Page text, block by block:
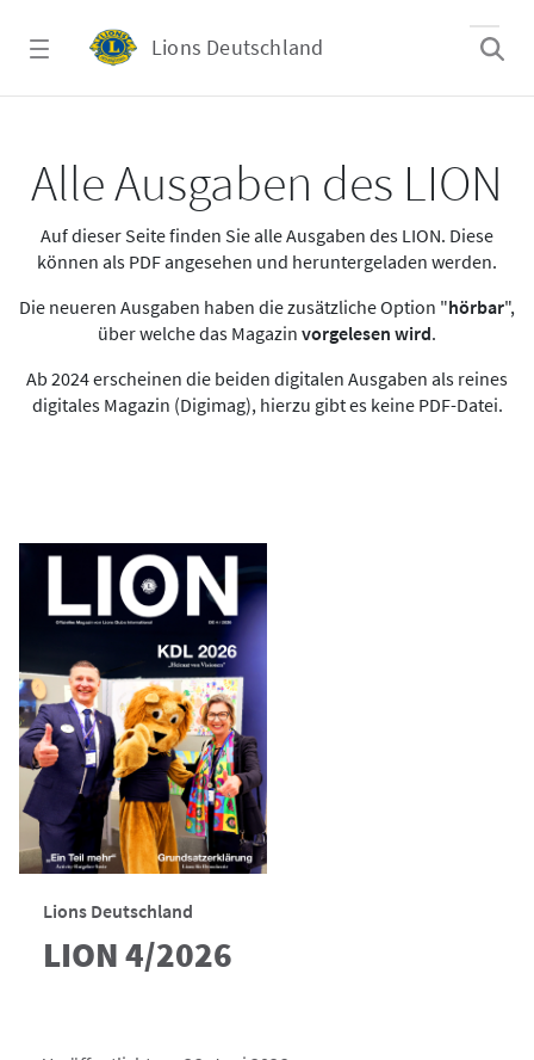
Lions Deutschland
Alle Ausgaben des LION
Auf dieser Seite finden Sie alle Ausgaben des LION. Diese
können als PDF angesehen und heruntergeladen werden.
Die neueren Ausgaben haben die zusätzliche Option "hörbar",
über welche das Magazin vorgelesen wird.
Ab 2024 erscheinen die beiden digitalen Ausgaben als reines
digitales Magazin (Digimag), hierzu gibt es keine PDF-Datei.
Lions Deutschland
LION 4/2026